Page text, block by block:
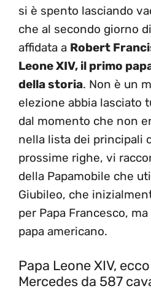
si è spento lasciando
che al secondo giorno
affidata a Robert
Leone XIV, il primo
della storia. Non è un
elezione abbia lasciato
dal momento che non
nella lista dei principali
prossime righe, vi
della Papamobile che
Giubileo, che
per Papa Francesco,
papa americano.
Papa Leone XIV,
Mercedes da 587